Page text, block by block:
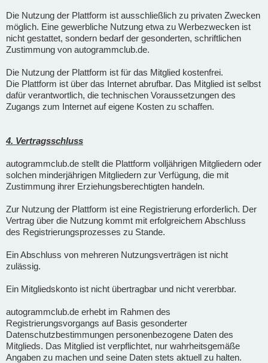
Die Nutzung der Plattform ist ausschließlich zu privaten Zwecken
möglich. Eine gewerbliche Nutzung etwa zu Werbezwecken ist
nicht gestattet, sondern bedarf der gesonderten, schriftlichen
Zustimmung von autogrammclub.de.
Die Nutzung der Plattform ist für das Mitglied kostenfrei.
Die Plattform ist über das Internet abrufbar. Das Mitglied ist selbst
dafür verantwortlich, die technischen Voraussetzungen des
Zugangs zum Internet auf eigene Kosten zu schaffen.
4. Vertragsschluss
autogrammclub.de stellt die Plattform volljährigen Mitgliedern oder
solchen minderjährigen Mitgliedern zur Verfügung, die mit
Zustimmung ihrer Erziehungsberechtigten handeln.
Zur Nutzung der Plattform ist eine Registrierung erforderlich. Der
Vertrag über die Nutzung kommt mit erfolgreichem Abschluss
des Registrierungsprozesses zu Stande.
Ein Abschluss von mehreren Nutzungsverträgen ist nicht
zulässig.
Ein Mitgliedskonto ist nicht übertragbar und nicht vererbbar.
autogrammclub.de erhebt im Rahmen des
Registrierungsvorgangs auf Basis gesonderter
Datenschutzbestimmungen personenbezogene Daten des
Mitglieds. Das Mitglied ist verpflichtet, nur wahrheitsgemäße
Angaben zu machen und seine Daten stets aktuell zu halten.